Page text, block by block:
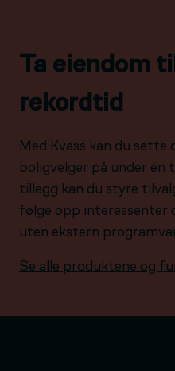
Ta eiendom
rekordtid
Med Kvass kan du
boligvelger på under én
tillegg kan du styre
følge opp
uten ekstern
Se alle produktene og